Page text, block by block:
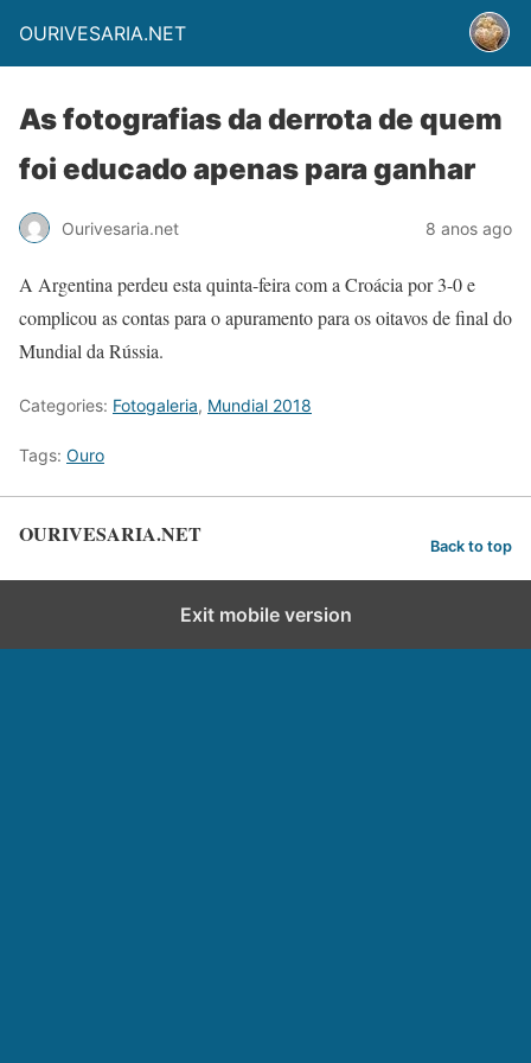
OURIVESARIA.NET
As fotografias da derrota de quem
foi educado apenas para ganhar
Ourivesaria.net 8 anos ago
A Argentina perdeu esta quinta-feira com a Croácia por 3-0 e
complicou as contas para o apuramento para os oitavos de final do
Mundial da Rússia.
Categories: Fotogaleria, Mundial 2018
Tags: Ouro
OURIVESARIA.NET Back to top
Exit mobile version